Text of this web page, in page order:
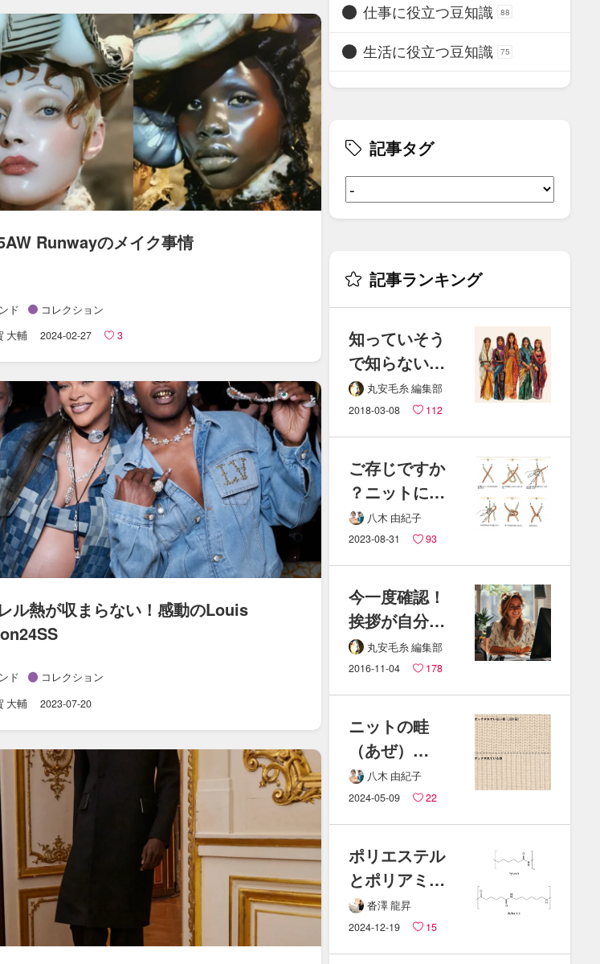
Runwayの​メイク事情
ド
コレクション
大輔
2024-02-27 3
ル熱が​収まらない！​感動の​Louis
ド
コレクション
大輔
2023-07-20
仕事に役立つ豆知識 88
生活に役立つ豆知識 75
記事タグ
記事ランキング
知っていそう
で​知らない、​
あの​国の​
民族衣装って​
どんなの？
丸安毛糸 編集部
2018-03-08
112
ご存じですか
？​ニットには​
欠かせない​
糸の​結び​方​
「は​た​結び」
八木 由紀子
2023-08-31
93
今一度​確認！​
挨拶が​自分や​
相手に​与える​
効果
丸安毛糸 編集部
2016-11-04
178
ニットの​畦
（あぜ）​
編み・
両畦編み・
片畦編みに​
ついて​
説明します
八木 由紀子
2024-05-09
22
ポリエステル
と​ポリアミド​
（ナイロン）
の​
違いとは？！
沓澤 龍昇
2024-12-19
15